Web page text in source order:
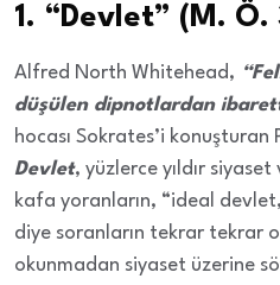
1. “Devlet” (M.
Alfred North Whitehead,
düşülen dipnotlardan
hocası Sokrates’i konuşturan
Devlet, yüzlerce yıldır
kafa yoranların, “ideal
diye soranların tekrar tekrar
okunmadan siyaset üzerine